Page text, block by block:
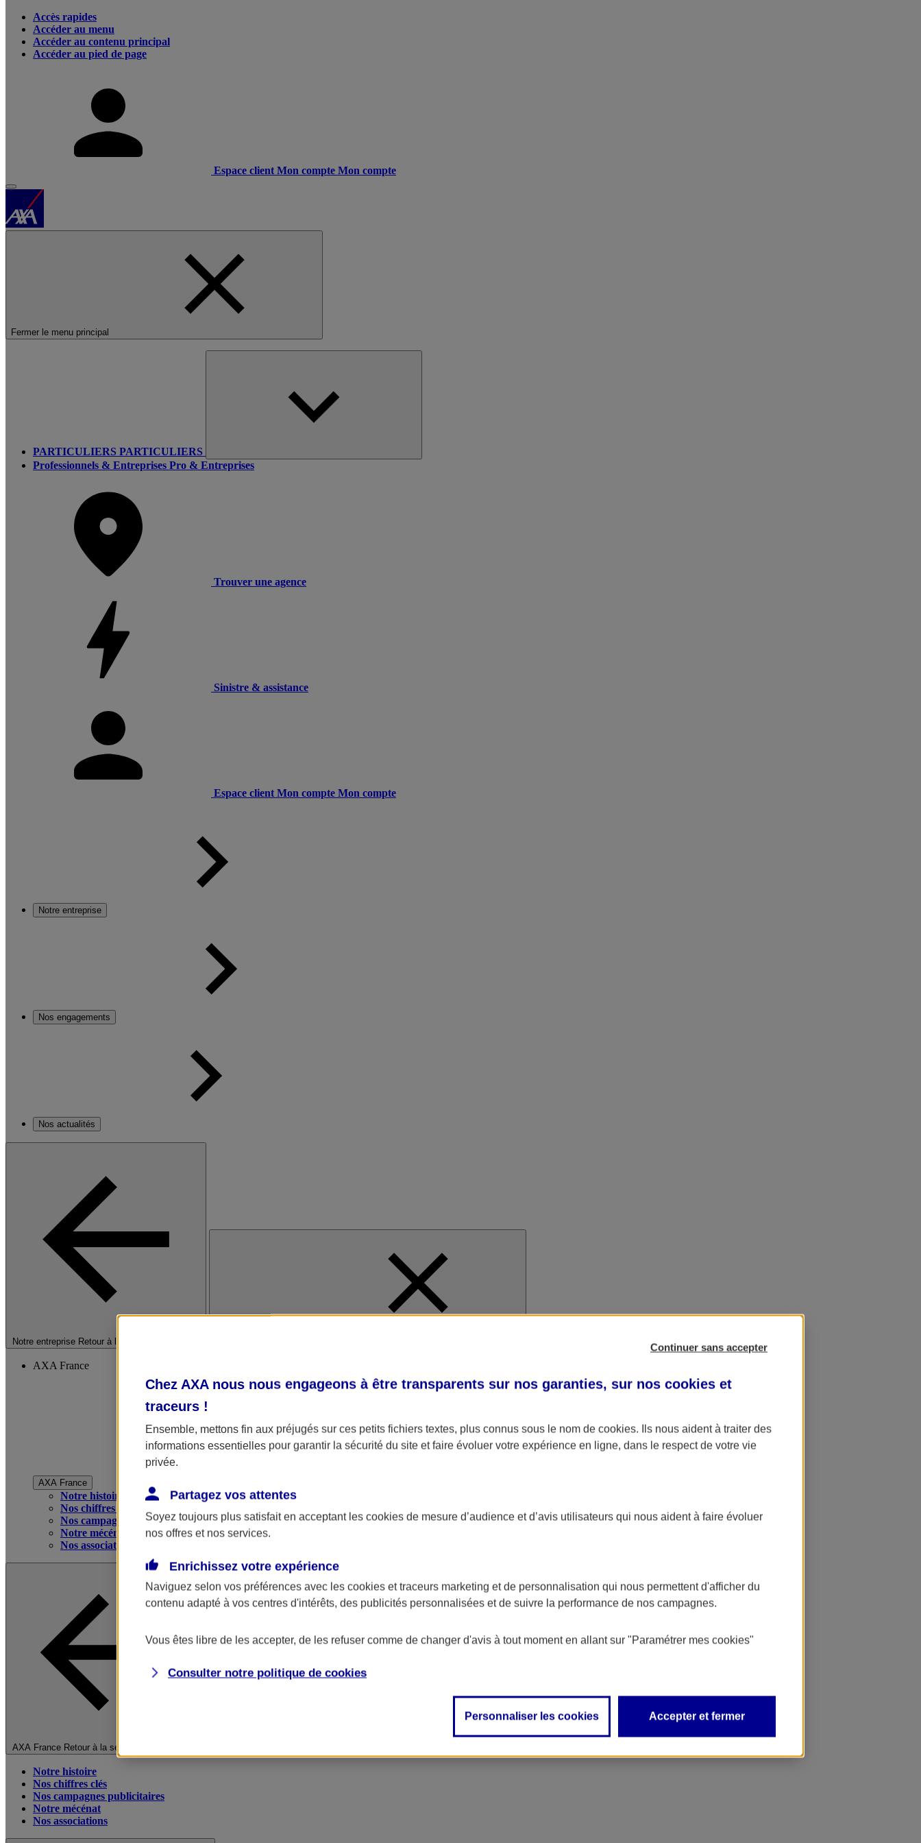
Accès rapides
Accéder au menu
Accéder au contenu principal
Accéder au pied de page
Espace client Mon compte Mon compte
Fermer le menu principal
PARTICULIERS PARTICULIERS
Professionnels & Entreprises Pro & Entreprises
Trouver une agence
Sinistre & assistance
Espace client Mon compte Mon compte
Notre entreprise
Nos engagements
Nos actualités
Notre entreprise Retour à la section précédente
AXA France
AXA France
Notre histoire
Nos chiffres clés
Nos campagnes publicitaires
Notre mécénat
Nos associations
AXA France Retour à la section précédente
Notre histoire
Nos chiffres clés
Nos campagnes publicitaires
Notre mécénat
Nos associations
Continuer sans accepter
Chez AXA nous nous engageons à être transparents sur nos garanties, sur nos cookies et
traceurs !
Ensemble, mettons fin aux préjugés sur ces petits fichiers textes, plus connus sous le nom de cookies. Ils nous aident à traiter des
informations essentielles pour garantir la sécurité du site et faire évoluer votre expérience en ligne, dans le respect de votre vie
privée.
Partagez vos attentes
Soyez toujours plus satisfait en acceptant les cookies de mesure d’audience et d’avis utilisateurs qui nous aident à faire évoluer
nos offres et nos services.
Enrichissez votre expérience
Naviguez selon vos préférences avec les cookies et traceurs marketing et de personnalisation qui nous permettent d'afficher du
contenu adapté à vos centres d'intérêts, des publicités personnalisées et de suivre la performance de nos campagnes.
Vous êtes libre de les accepter, de les refuser comme de changer d'avis à tout moment en allant sur "Paramétrer mes cookies"
Consulter notre politique de cookies
Personnaliser les cookies Accepter et fermer